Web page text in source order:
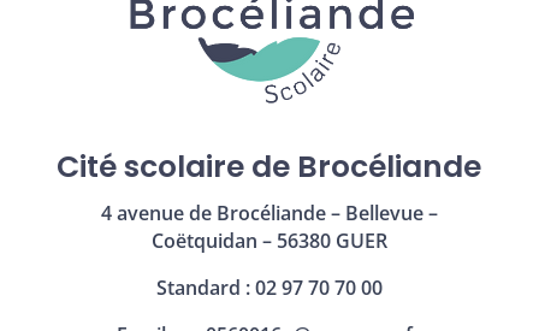
Cité scolaire de Brocéliande
4 avenue de Brocéliande – Bellevue –
Coëtquidan – 56380 GUER
Standard : 02 97 70 70 00